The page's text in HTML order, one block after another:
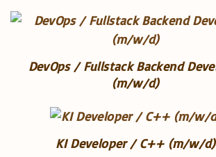
DevOps / Fullstack Backend
(m/w/d)
KI Developer / C++ (m/w/d)